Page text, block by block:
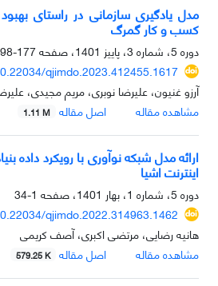
مدل یادگیری سازمانی در راستای
کسب و کار گمرگ
دوره 5، شماره 3، پاییز 1401، صفحه
177-198
qjimdo.2023.412455.1617
آرزو غنیون، علیرضا نوبری، مریم مجیدی،
مشاهده مقاله
اصل مقاله 1.11 M
ارائه مدل شبکه نوآوری با رویکرد داده
اینترنت اشیا
دوره 5، شماره 1، بهار 1401، صفحه
1-34
qjimdo.2022.314963.1462
هانیه رضایی، مرتضی اکبری، آصف کریمی
مشاهده مقاله
اصل مقاله 579.25 K